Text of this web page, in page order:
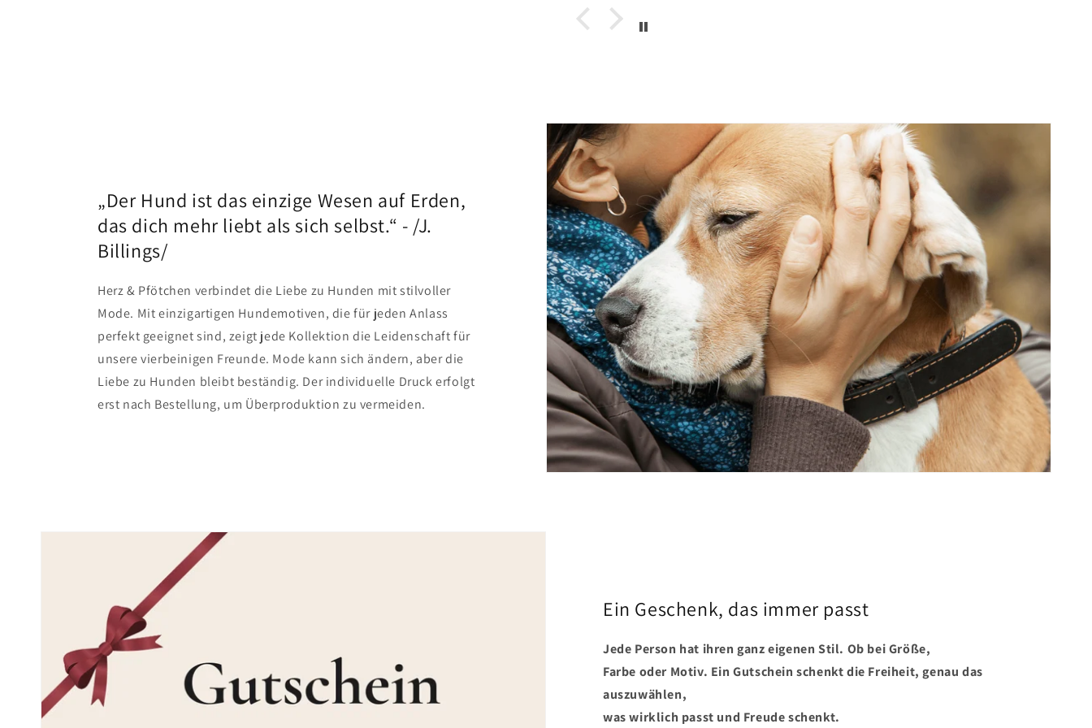
„Der Hund ist das einzige Wesen auf Erden,
das dich mehr liebt als sich selbst.“ - /J.
Billings/
Herz & Pfötchen verbindet die Liebe zu Hunden mit stilvoller
Mode. Mit einzigartigen Hundemotiven, die für jeden Anlass
perfekt geeignet sind, zeigt jede Kollektion die Leidenschaft für
unsere vierbeinigen Freunde. Mode kann sich ändern, aber die
Liebe zu Hunden bleibt beständig. Der individuelle Druck erfolgt
erst nach Bestellung, um Überproduktion zu vermeiden.
Ein Geschenk, das immer passt
Jede Person hat ihren ganz eigenen Stil. Ob bei Größe,
Farbe oder Motiv. Ein Gutschein schenkt die Freiheit, genau das
auszuwählen,
was wirklich passt und Freude schenkt.